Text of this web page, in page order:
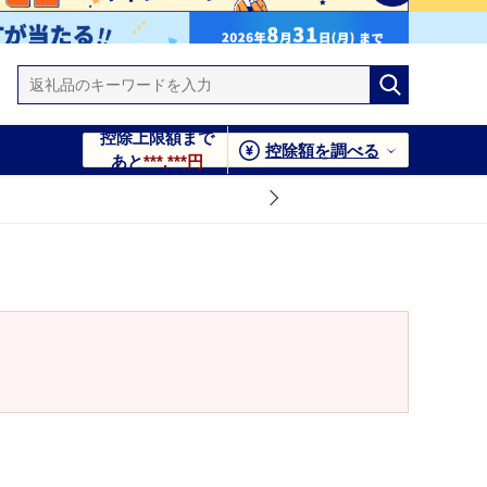
控除上限額まで
あと***,***円
控除額を調べる